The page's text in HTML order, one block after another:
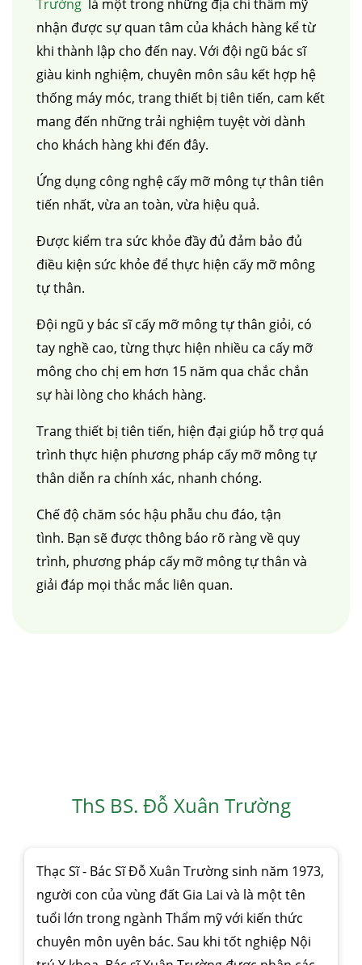
Trường là một trong những địa chỉ thẩm mỹ
nhận được sự quan tâm của khách hàng kể từ
khi thành lập cho đến nay. Với đội ngũ bác sĩ
giàu kinh nghiệm, chuyên môn sâu kết hợp hệ
thống máy móc, trang thiết bị tiên tiến, cam kết
mang đến những trải nghiệm tuyệt vời dành
cho khách hàng khi đến đây.
Ứng dụng công nghệ cấy mỡ mông tự thân tiên
tiến nhất, vừa an toàn, vừa hiệu quả.
Được kiểm tra sức khỏe đầy đủ đảm bảo đủ
điều kiện sức khỏe để thực hiện cấy mỡ mông
tự thân.
Đội ngũ y bác sĩ cấy mỡ mông tự thân giỏi, có
tay nghề cao, từng thực hiện nhiều ca cấy mỡ
mông cho chị em hơn 15 năm qua chắc chắn
sự hài lòng cho khách hàng.
Trang thiết bị tiên tiến, hiện đại giúp hỗ trợ quá
trình thực hiện phương pháp cấy mỡ mông tự
thân diễn ra chính xác, nhanh chóng.
Chế độ chăm sóc hậu phẫu chu đáo, tận
tình. Bạn sẽ được thông báo rõ ràng về quy
trình, phương pháp cấy mỡ mông tự thân và
giải đáp mọi thắc mắc liên quan.
ThS BS. Đỗ Xuân Trường
Thạc Sĩ - Bác Sĩ Đỗ Xuân Trường sinh năm 1973,
người con của vùng đất Gia Lai và là một tên
tuổi lớn trong ngành Thẩm mỹ với kiến thức
chuyên môn uyên bác. Sau khi tốt nghiệp Nội